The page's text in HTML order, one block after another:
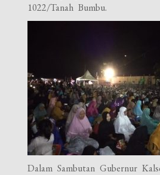
1022/Tanah Bumbu.
Dalam Sambutan Gubernur